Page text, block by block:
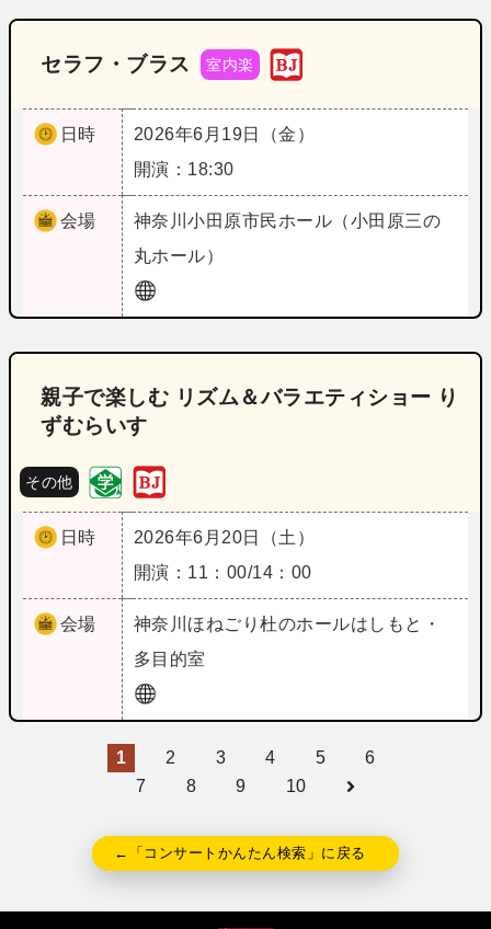
セラフ・ブラス 室内楽
日時
2026年6月19日（金）
開演：18:30
会場 神奈川小田原市民ホール（小田原三の
丸ホール）
親子で楽しむ リズム＆バラエティショー り
ずむらいす
その他
日時
2026年6月20日（土）
開演：11：00/14：00
会場 神奈川 ほねごり杜のホールはしもと・
多目的室
1 2 3 4 5
6
7
8 9 10
←「コンサートかんたん検索」に戻る